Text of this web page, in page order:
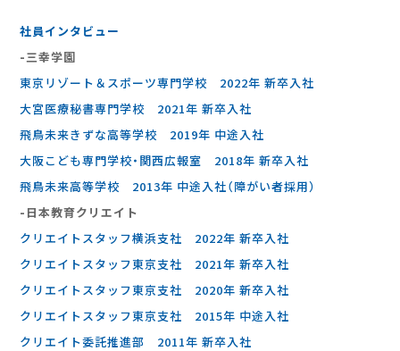
社員インタビュー
-三幸学園
東京リゾート＆スポーツ専門学校 2022年 新卒入社
大宮医療秘書専門学校 2021年 新卒入社
飛鳥未来きずな高等学校 2019年 中途入社
大阪こども専門学校・関西広報室 2018年 新卒入社
飛鳥未来高等学校 2013年 中途入社（障がい者採用）
-⽇本教育クリエイト
クリエイトスタッフ横浜支社 2022年 新卒入社
クリエイトスタッフ東京支社 2021年 新卒入社
クリエイトスタッフ東京支社 2020年 新卒入社
クリエイトスタッフ東京支社 2015年 中途入社
クリエイト委託推進部 2011年 新卒入社